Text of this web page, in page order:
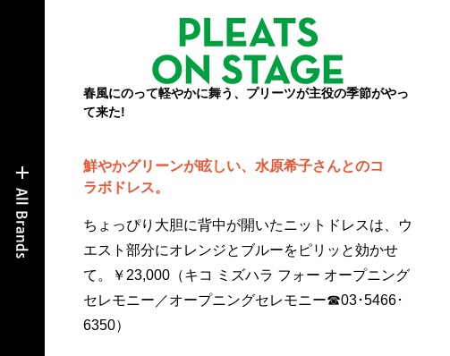
春風にのって軽やかに舞う、プリーツが主役の季節がやっ
て来た!
鮮やかグリーンが眩しい、水原希子さんとのコ
ラボドレス。
ちょっぴり大胆に背中が開いたニットドレスは、ウ
エスト部分にオレンジとブルーをピリッと効かせ
て。￥23,000（キコ ミズハラ フォー オープニング
セレモニー／オープニングセレモニー☎03･5466･
6350）